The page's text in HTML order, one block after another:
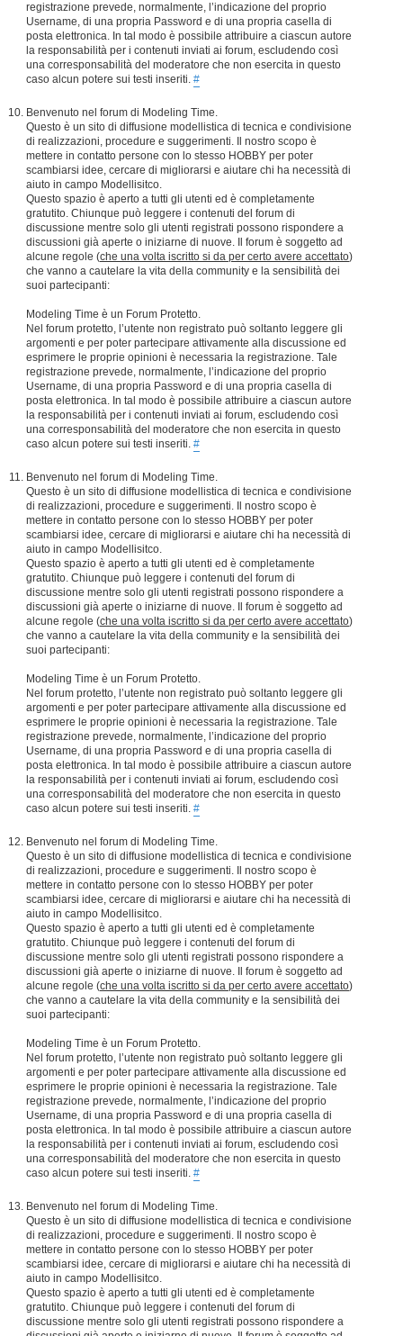
registrazione prevede, normalmente, l’indicazione del proprio
Username, di una propria Password e di una propria casella di
posta elettronica. In tal modo è possibile attribuire a ciascun autore
la responsabilità per i contenuti inviati ai forum, escludendo così
una corresponsabilità del moderatore che non esercita in questo
caso alcun potere sui testi inseriti. #
Benvenuto nel forum di Modeling Time.
Questo è un sito di diffusione modellistica di tecnica e condivisione
di realizzazioni, procedure e suggerimenti. Il nostro scopo è
mettere in contatto persone con lo stesso HOBBY per poter
scambiarsi idee, cercare di migliorarsi e aiutare chi ha necessità di
aiuto in campo Modellisitco.
Questo spazio è aperto a tutti gli utenti ed è completamente
gratutito. Chiunque può leggere i contenuti del forum di
discussione mentre solo gli utenti registrati possono rispondere a
discussioni già aperte o iniziarne di nuove. Il forum è soggetto ad
alcune regole (che una volta iscritto si da per certo avere accettato)
che vanno a cautelare la vita della community e la sensibilità dei
suoi partecipanti:
Modeling Time è un Forum Protetto.
Nel forum protetto, l’utente non registrato può soltanto leggere gli
argomenti e per poter partecipare attivamente alla discussione ed
esprimere le proprie opinioni è necessaria la registrazione. Tale
registrazione prevede, normalmente, l’indicazione del proprio
Username, di una propria Password e di una propria casella di
posta elettronica. In tal modo è possibile attribuire a ciascun autore
la responsabilità per i contenuti inviati ai forum, escludendo così
una corresponsabilità del moderatore che non esercita in questo
caso alcun potere sui testi inseriti. #
Benvenuto nel forum di Modeling Time.
Questo è un sito di diffusione modellistica di tecnica e condivisione
di realizzazioni, procedure e suggerimenti. Il nostro scopo è
mettere in contatto persone con lo stesso HOBBY per poter
scambiarsi idee, cercare di migliorarsi e aiutare chi ha necessità di
aiuto in campo Modellisitco.
Questo spazio è aperto a tutti gli utenti ed è completamente
gratutito. Chiunque può leggere i contenuti del forum di
discussione mentre solo gli utenti registrati possono rispondere a
discussioni già aperte o iniziarne di nuove. Il forum è soggetto ad
alcune regole (che una volta iscritto si da per certo avere accettato)
che vanno a cautelare la vita della community e la sensibilità dei
suoi partecipanti:
Modeling Time è un Forum Protetto.
Nel forum protetto, l’utente non registrato può soltanto leggere gli
argomenti e per poter partecipare attivamente alla discussione ed
esprimere le proprie opinioni è necessaria la registrazione. Tale
registrazione prevede, normalmente, l’indicazione del proprio
Username, di una propria Password e di una propria casella di
posta elettronica. In tal modo è possibile attribuire a ciascun autore
la responsabilità per i contenuti inviati ai forum, escludendo così
una corresponsabilità del moderatore che non esercita in questo
caso alcun potere sui testi inseriti. #
Benvenuto nel forum di Modeling Time.
Questo è un sito di diffusione modellistica di tecnica e condivisione
di realizzazioni, procedure e suggerimenti. Il nostro scopo è
mettere in contatto persone con lo stesso HOBBY per poter
scambiarsi idee, cercare di migliorarsi e aiutare chi ha necessità di
aiuto in campo Modellisitco.
Questo spazio è aperto a tutti gli utenti ed è completamente
gratutito. Chiunque può leggere i contenuti del forum di
discussione mentre solo gli utenti registrati possono rispondere a
discussioni già aperte o iniziarne di nuove. Il forum è soggetto ad
alcune regole (che una volta iscritto si da per certo avere accettato)
che vanno a cautelare la vita della community e la sensibilità dei
suoi partecipanti:
Modeling Time è un Forum Protetto.
Nel forum protetto, l’utente non registrato può soltanto leggere gli
argomenti e per poter partecipare attivamente alla discussione ed
esprimere le proprie opinioni è necessaria la registrazione. Tale
registrazione prevede, normalmente, l’indicazione del proprio
Username, di una propria Password e di una propria casella di
posta elettronica. In tal modo è possibile attribuire a ciascun autore
la responsabilità per i contenuti inviati ai forum, escludendo così
una corresponsabilità del moderatore che non esercita in questo
caso alcun potere sui testi inseriti. #
Benvenuto nel forum di Modeling Time.
Questo è un sito di diffusione modellistica di tecnica e condivisione
di realizzazioni, procedure e suggerimenti. Il nostro scopo è
mettere in contatto persone con lo stesso HOBBY per poter
scambiarsi idee, cercare di migliorarsi e aiutare chi ha necessità di
aiuto in campo Modellisitco.
Questo spazio è aperto a tutti gli utenti ed è completamente
gratutito. Chiunque può leggere i contenuti del forum di
discussione mentre solo gli utenti registrati possono rispondere a